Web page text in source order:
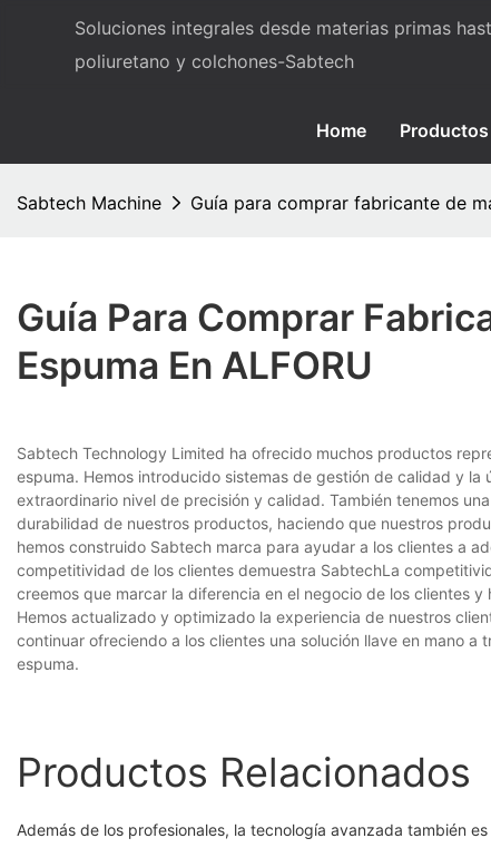
Soluciones integrales desde materias primas
poliuretano y colchones-Sabtech
Home Productos
Sabtech Machine Guía para comprar fabricante de
Guía Para Comprar
Espuma En ALFORU
Sabtech Technology Limited ha ofrecido muchos productos
espuma. Hemos introducido sistemas de gestión de calidad y
extraordinario nivel de precisión y calidad. También tenemos
durabilidad de nuestros productos, haciendo que nuestros
hemos construido Sabtech marca para ayudar a los clientes a
competitividad de los clientes demuestra SabtechLa
creemos que marcar la diferencia en el negocio de los clientes
Hemos actualizado y optimizado la experiencia de nuestros
continuar ofreciendo a los clientes una solución llave en mano
espuma.
Productos Relacionados
Además de los profesionales, la tecnología avanzada también